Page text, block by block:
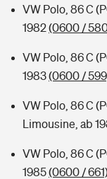
VW Polo, 86 C
1982(0600 /
VW Polo, 86 C
1983(0600 /
VW Polo, 86 C
Limousine, ab
VW Polo, 86 C
1985(0600 /